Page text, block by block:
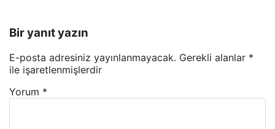
Bir yanıt yazın
E-posta adresiniz yayınlanmayacak. Gerekli alanlar *
ile işaretlenmişlerdir
Yorum *